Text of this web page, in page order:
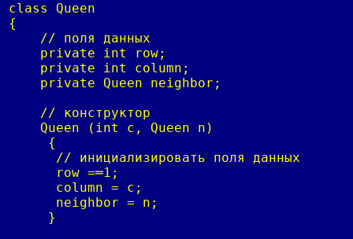
class Queen
{
    // поля данных
    private int row;
    private int column;
    private Queen neighbor;
    // конструктор
    Queen (int c, Queen n)
     {
      // инициализировать поля данных
      row =═1;
      column = c;
      neighbor = n;
     }